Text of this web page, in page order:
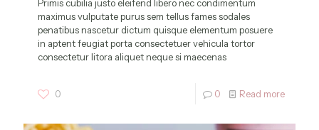
Primis cubilia justo eleifend libero nec condimentum
maximus vulputate purus sem tellus fames sodales
penatibus nascetur dictum quisque elementum posuere
in aptent feugiat porta consectetuer vehicula tortor
consectetur litora aliquet neque si maecenas
0 0 Read more